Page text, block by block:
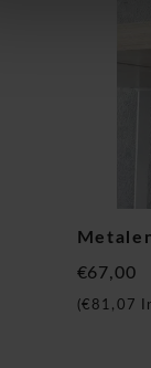
€67,00
(€81,07